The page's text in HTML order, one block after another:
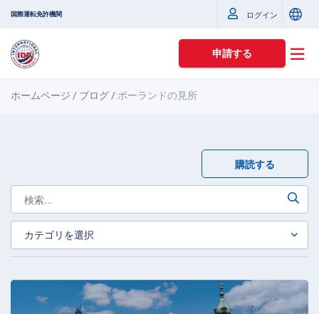
国際運転免許機関 ログイン
申請する
ホームページ / ブログ / ポーランドの見所
購読する